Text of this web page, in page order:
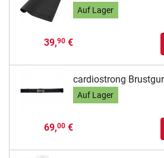
Auf Lager
39,90€
cardiostrong
Auf Lager
69,00€